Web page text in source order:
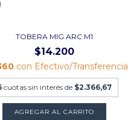
TOBERA MIG ARC M1
$14.200
con Efectivo/Transferencia
cuotas sin interés de $2.366,67
AGREGAR AL CARRITO